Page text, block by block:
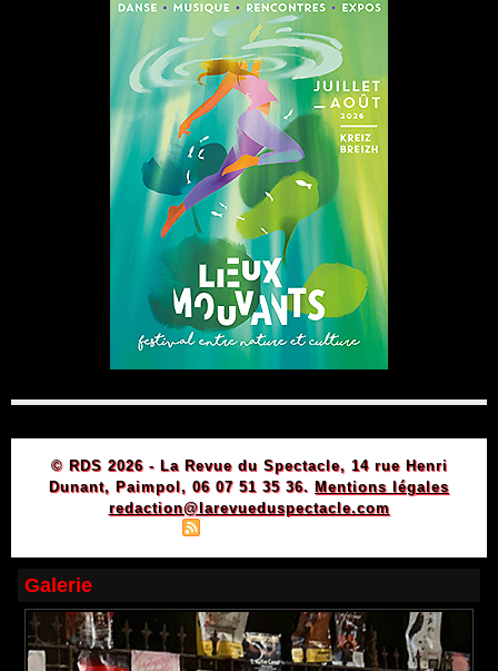
© RDS 2026 - La Revue du Spectacle, 14 rue Henri
Dunant, Paimpol, 06 07 51 35 36. Mentions légales
redaction@larevueduspectacle.com
Galerie